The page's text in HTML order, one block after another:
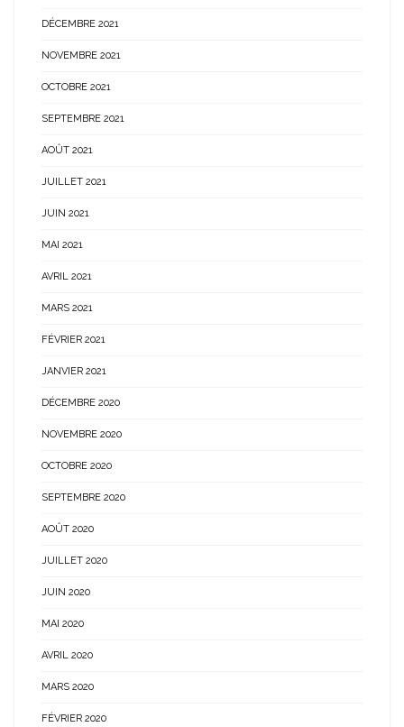
DÉCEMBRE 2021
NOVEMBRE 2021
OCTOBRE 2021
SEPTEMBRE 2021
AOÛT 2021
JUILLET 2021
JUIN 2021
MAI 2021
AVRIL 2021
MARS 2021
FÉVRIER 2021
JANVIER 2021
DÉCEMBRE 2020
NOVEMBRE 2020
OCTOBRE 2020
SEPTEMBRE 2020
AOÛT 2020
JUILLET 2020
JUIN 2020
MAI 2020
AVRIL 2020
MARS 2020
FÉVRIER 2020